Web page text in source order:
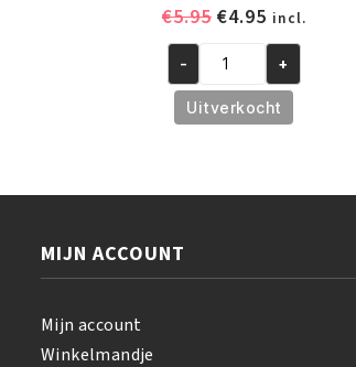
€5.95 Oorspronkelijke
was:
€5.95.
€4.95Huidige
prijs
is:
€4.95.
incl.
African
Pride
Magical
ml
aantal
- +
Uitverkocht
MIJN ACCOUNT
Mijn account
Winkelmandje